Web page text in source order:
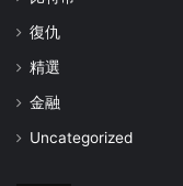
復仇
精選
金融
Uncategorized